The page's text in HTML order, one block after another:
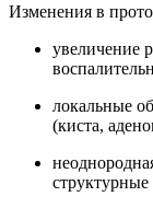
Изменения в
увеличение
локальные
(киста,
структурные